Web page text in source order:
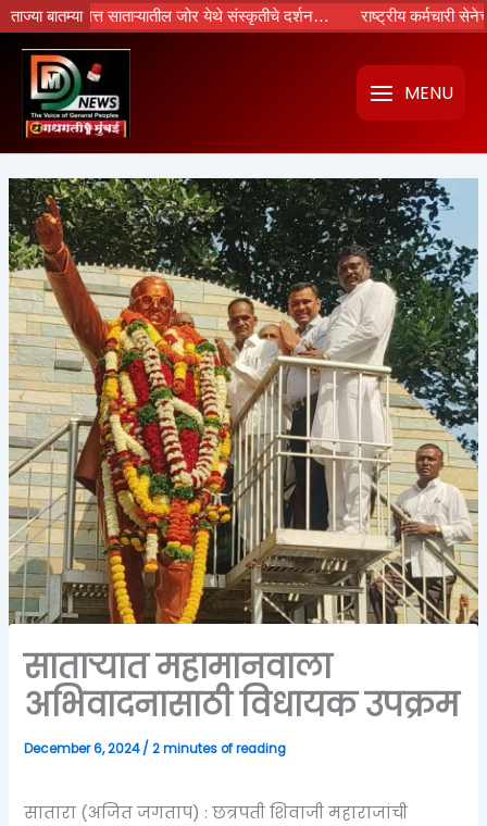
ताज्या बातम्या
साताऱ्यातील जोर येथे संस्कृतीचे दर्शन… राष्ट्रीय कर्मचारी सेनेच्या
Skip
to
content
MENU
साताऱ्यात महामानवाला
अभिवादनासाठी विधायक उपक्रम
December 6, 2024/2 minutes of reading
सातारा (अजित जगताप) : छत्रपती शिवाजी महाराजांची